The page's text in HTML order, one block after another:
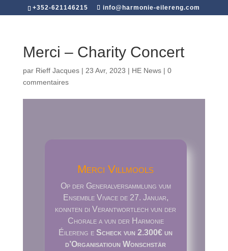
+352-621146215 info@harmonie-eilereng.com
Merci – Charity Concert
par Rieff Jacques| 23 Avr, 2023 | HE News| 0
commentaires
Merci Villmools
Op der Generalversammlung vum
Ensemble Vivace de 27. Januar,
konnten di Verantwortlech vun der
Chorale a vun der Harmonie
Éilereng eScheck vun 2.300€ un
d’Organisatioun Wonschstär